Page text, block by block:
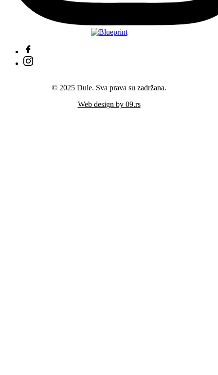
© 2025 Dule. Sva prava su zadržana.
Web design by 09.rs